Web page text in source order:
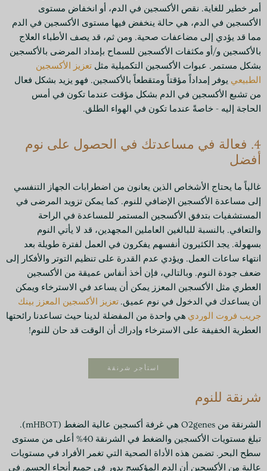
أمر خطير للغاية. نقص الأكسجين في الدم، أو انخفاض مستوى
الأكسجين في الدم، هي حالة ينخفض فيها مستوى الأكسجين في الدم
مما قد يؤدي إلى مضاعفات صحية. ومن ثم، قد يصف الأطباء العلاج
بالأكسجين و/أو مكثفات الأكسجين للسماح بإمداد المرضى بالأكسجين
بشكل مستمر. عبوات الأكسجين التكميلية مثل تعزيز الأكسجين
الطبيعي يوفر إمداداً مؤقتاً ومتقطعاً بالأكسجين. فهو يزيد بشكل فعال
من تشبع الأكسجين في الدم بشكل مؤقت عندما تكون في أمس
الحاجة إليه - خاصةً عندما تكون في الهواء الطلق.
4. فعالة في مساعدتك في الحصول على نوم
أفضل
غالباً ما يحتاج الأشخاص الذين يعانون من اضطرابات الجهاز التنفسي
إلى مساعدة الأكسجين الإضافي للنوم. كما يمكن تزويد المرضى في
المستشفيات بتدفق الأكسجين المستمر للمساعدة في الراحة
والتعافي. بالنسبة للبالغين العاملين المجهدين، قد لا يأتي النوم
بسهولة. يجد الكثيرون أنفسهم يفكرون في العمل لفترة طويلة بعد
انتهاء ساعات العمل. ويؤدي عدم القدرة على تنظيم التوتر والأفكار إلى
ضعف جودة النوم. وبالتالي، فإن أخذ أنفاس عميقة من الأكسجين
العطري مثل الأكسجين المعزز يمكن أن يساعد في الاسترخاء ويمكن
أن يساعدك في الدخول في نوم عميق. تعزيز الأكسجين المعزز بينك
جريب فروت الوردي هي واحدة من المفضلة لدينا حيث تساعدنا رائحتها
العطرية الخفيفة على الاسترخاء وإدراك أن الوقت قد حان للنوم!
استأجر شرنقة
شرنقة للنوم
الشرنقة من O2genes هي غرفة أكسجين عالية الضغط (mHBOT).
تبلغ مستويات الأكسجين والضغط في الشرنقة 40% أعلى من مستوى
سطح البحر. تضمن هذه الأداة الصحية التي تغمر الأفراد في مستويات
عالية من الأكسجين أن الدم المؤكسج يدور في جميع أنحاء الجسم. في